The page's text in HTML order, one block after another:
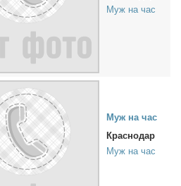
Муж на час
Муж на час
Краснодар
Муж на час